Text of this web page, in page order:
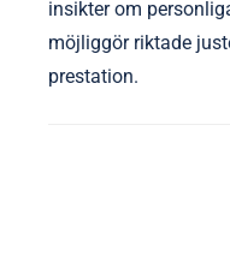
insikter om
möjliggör riktade
prestation.